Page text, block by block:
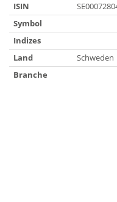
ISIN
Symbol
Indizes
Land
Schweden
Branche